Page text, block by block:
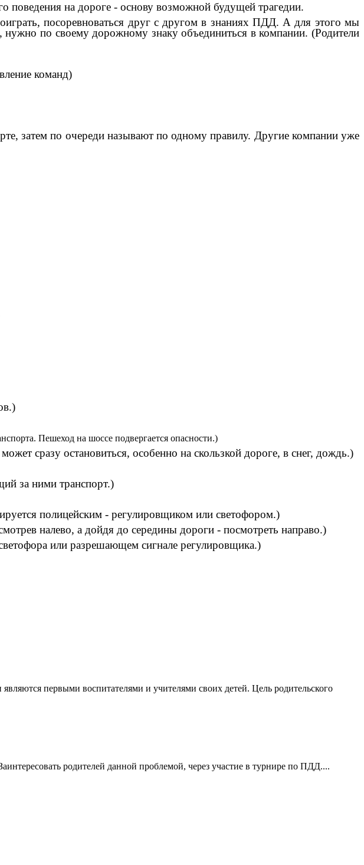
поведения на дороге - основу возможной будущей трагедии.
посоревноваться друг с другом в знаниях ПДД. А для этого мы
по своему дорожному знаку объединиться в компании. (Родители
команд)
затем по очереди называют по одному правилу. Другие компании уже
Пешеход на шоссе подвергается опасности.)
сразу остановиться, особенно на скользкой дороге, в снег, дождь.)
за ними транспорт.)
полицейским - регулировщиком или светофором.)
налево, а дойдя до середины дороги - посмотреть направо.)
или разрешающем сигнале регулировщика.)
первыми воспитателями и учителями своих детей. Цель родительского
родителей данной проблемой, через участие в турнире по ПДД....